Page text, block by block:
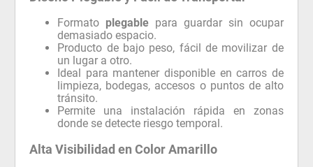
Formato plegable para guardar sin ocupar
demasiado espacio.
Producto de bajo peso, fácil de movilizar de
un lugar a otro.
Ideal para mantener disponible en carros de
limpieza, bodegas, accesos o puntos de alto
tránsito.
Permite una instalación rápida en zonas
donde se detecte riesgo temporal.
Alta Visibilidad en Color Amarillo